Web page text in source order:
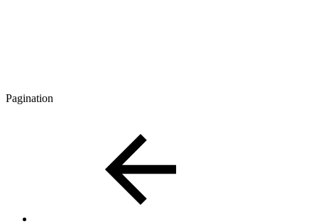
Pagination